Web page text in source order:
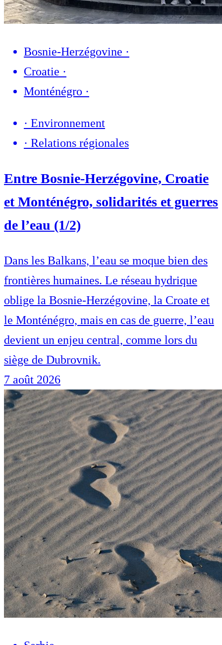
Bosnie-Herzégovine ·
Croatie ·
Monténégro ·
· Environnement
· Relations régionales
Entre Bosnie-Herzégovine, Croatie
et Monténégro, solidarités et guerres
de l’eau (1/2)
Dans les Balkans, l’eau se moque bien des
frontières humaines. Le réseau hydrique
oblige la Bosnie-Herzégovine, la Croate et
le Monténégro, mais en cas de guerre, l’eau
devient un enjeu central, comme lors du
siège de Dubrovnik.
7 août 2026